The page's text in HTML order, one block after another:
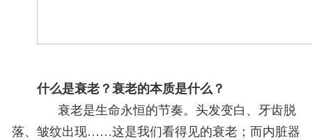
什么是衰老？衰老的本质是什么？
衰老是生命永恒的节奏。头发变白、牙齿脱
落、皱纹出现……这是我们看得见的衰老；而内脏器